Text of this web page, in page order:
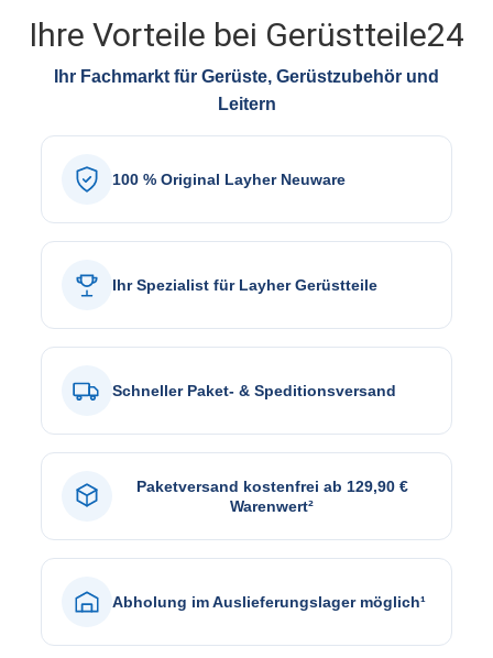
Ihre Vorteile bei Gerüstteile24
Ihr Fachmarkt für Gerüste, Gerüstzubehör und
Leitern
100 % Original Layher Neuware
Ihr Spezialist für Layher Gerüstteile
Schneller Paket- & Speditionsversand
Paketversand kostenfrei ab 129,90 €
Warenwert²
Abholung im Auslieferungslager möglich¹